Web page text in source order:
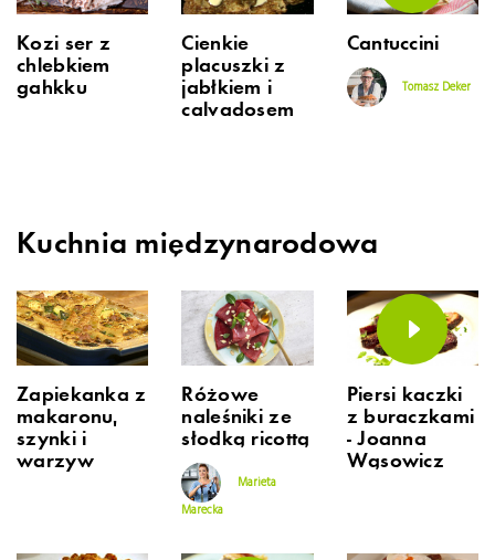
Kozi ser z
chlebkiem
gahkku
Cienkie
placuszki z
jabłkiem i
calvadosem
Cantuccini
Tomasz Deker
Kuchnia międzynarodowa
Zapiekanka z
makaronu,
szynki i
warzyw
Różowe
naleśniki ze
słodką ricottą
Marieta
Marecka
Piersi kaczki
z buraczkami
- Joanna
Wąsowicz